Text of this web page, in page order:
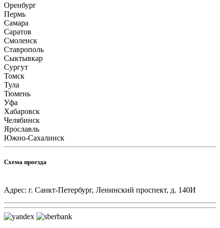
Оренбург
Пермь
Самара
Саратов
Смоленск
Ставрополь
Сыктывкар
Сургут
Томск
Тула
Тюмень
Уфа
Хабаровск
Челябинск
Ярославль
Южно-Сахалинск
Схема проезда
Адрес: г. Санкт-Петербург, Ленинский проспект, д. 140И